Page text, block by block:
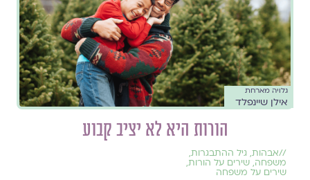
גלויה מארחת
אילן שיינפלד
הורות היא לא יציב קבוע
//אבהות, גיל ההתבגרות,
משפחה, שירים על הורות,
שירים על משפחה